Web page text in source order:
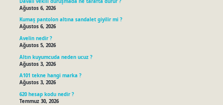
Ağustos 6, 2026
Kumaş pantolon altına sandalet giyilir mi ?
Ağustos 6, 2026
Avelin nedir ?
Ağustos 5, 2026
Altın kuyumcuda neden ucuz ?
Ağustos 3, 2026
A101 tekne hangi marka ?
Ağustos 3, 2026
620 hesap kodu nedir ?
Temmuz 30, 2026